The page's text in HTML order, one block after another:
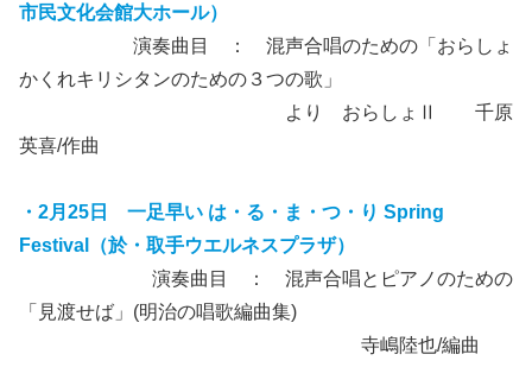
市民文化会館大ホール）
演奏曲目 ： 混声合唱のための「おらしょ
かくれキリシタンのための３つの歌」
より おらしょⅡ 千原
英喜/作曲
・2月25日 一足早い は・る・ま・つ・り Spring
Festival（於・取手ウエルネスプラザ）
演奏曲目 ： 混声合唱とピアノのための
「見渡せば」(明治の唱歌編曲集)
寺嶋陸也/編曲